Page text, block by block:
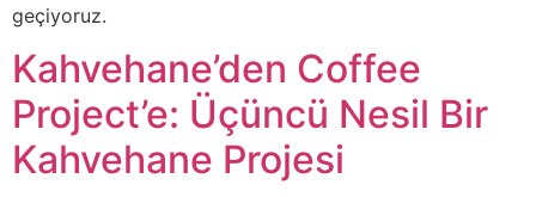
geçiyoruz.
Kahvehane’den Coffee
Project’e: Üçüncü Nesil Bir
Kahvehane Projesi